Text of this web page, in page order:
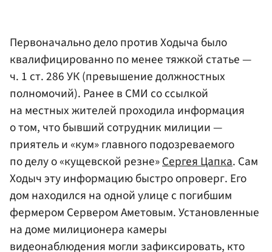
Первоначально дело против Ходыча было
квалифицированно по менее тяжкой статье —
ч. 1 ст. 286 УК (превышение должностных
полномочий). Ранее в СМИ со ссылкой
на местных жителей проходила информация
о том, что бывший сотрудник милиции —
приятель и «кум» главного подозреваемого
по делу о «кущевской резне»Сергея Цапка. Сам
Ходыч эту информацию быстро опроверг. Его
дом находился на одной улице с погибшим
фермером Сервером Аметовым. Установленные
на доме милиционера камеры
видеонаблюдения могли зафиксировать, кто